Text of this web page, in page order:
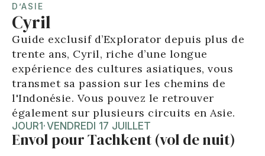
D’ASIE
Cyril
Guide exclusif d’Explorator depuis plus de
trente ans, Cyril, riche d’une longue
expérience des cultures asiatiques, vous
transmet sa passion sur les chemins de
l'Indonésie. Vous pouvez le retrouver
également sur plusieurs circuits en Asie.
JOUR1·VENDREDI 17 JUILLET
Envol pour Tachkent (vol de nuit)